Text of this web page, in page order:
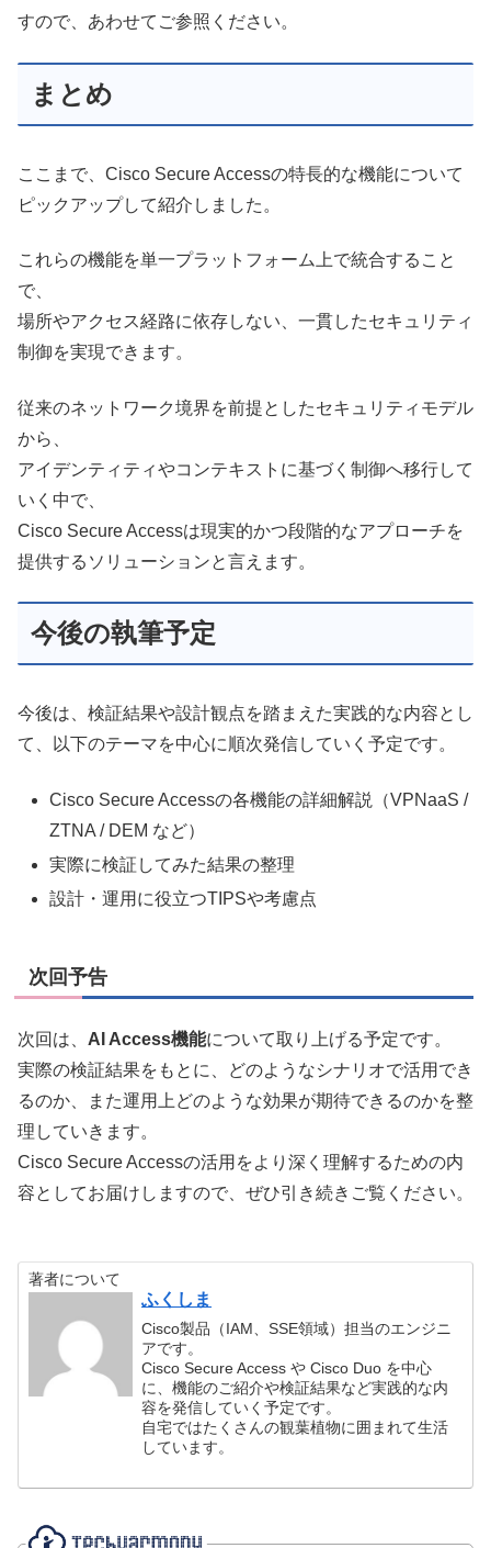
すので、あわせてご参照ください。
まとめ
ここまで、Cisco Secure Accessの特長的な機能について
ピックアップして紹介しました。
これらの機能を単一プラットフォーム上で統合すること
で、
場所やアクセス経路に依存しない、一貫したセキュリティ
制御を実現できます。
従来のネットワーク境界を前提としたセキュリティモデル
から、
アイデンティティやコンテキストに基づく制御へ移行して
いく中で、
Cisco Secure Accessは現実的かつ段階的なアプローチを
提供するソリューションと言えます。
今後の執筆予定
今後は、検証結果や設計観点を踏まえた実践的な内容とし
て、以下のテーマを中心に順次発信していく予定です。
Cisco Secure Accessの各機能の詳細解説（VPNaaS /
ZTNA / DEM など）
実際に検証してみた結果の整理
設計・運用に役立つTIPSや考慮点
次回予告
次回は、 AI Access機能について取り上げる予定です。
実際の検証結果をもとに、どのようなシナリオで活用でき
るのか、また運用上どのような効果が期待できるのかを整
理していきます。
Cisco Secure Accessの活用をより深く理解するための内
容としてお届けしますので、ぜひ引き続きご覧ください。
著者について
ふくしま
Cisco製品（IAM、SSE領域）担当のエンジニ
アです。
Cisco Secure Access や Cisco Duo を中心
に、機能のご紹介や検証結果など実践的な内
容を発信していく予定です。
自宅ではたくさんの観葉植物に囲まれて生活
しています。